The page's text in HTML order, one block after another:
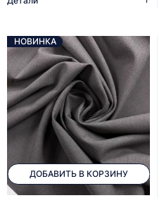
ДОБАВИТЬ В КОРЗИНУ
НОВИНКА